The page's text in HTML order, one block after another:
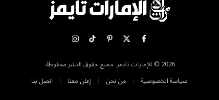
فيسبوك
X
(Twitter)
بينتيريستتيكتوكالانستغرام
2026 © الإمارات تايمز. جميع حقوق النشر محفوظة.
سياسة الخصوصية
من نحن إعلن معنا اتصل بنا